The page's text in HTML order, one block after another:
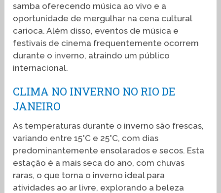
samba oferecendo música ao vivo e a
oportunidade de mergulhar na cena cultural
carioca. Além disso, eventos de música e
festivais de cinema frequentemente ocorrem
durante o inverno, atraindo um público
internacional.
CLIMA NO INVERNO NO RIO DE
JANEIRO
As temperaturas durante o inverno são frescas,
variando entre 15°C e 25°C, com dias
predominantemente ensolarados e secos. Esta
estação é a mais seca do ano, com chuvas
raras, o que torna o inverno ideal para
atividades ao ar livre, explorando a beleza